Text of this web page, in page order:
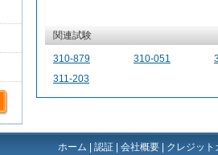
関連試験
310-879 310-051
311-203
ホーム 認証 会社概要 クレジッ